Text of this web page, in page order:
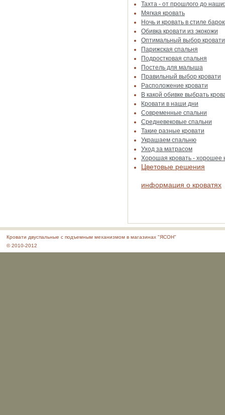
Тахта - от прошлого до
Мягкая кровать
Ночь и кровать в стиле
Обивка кровати из экокожи
Оптимальный выбор кровати
Парижская спальня
Подростковая спальня
Постель для малыша
Правильный выбор кровати
Расположение кровати
В какой обивке выбрать
Кровати в наши дни
Современные спальни
Средневековые спальни
Такие разные кровати
Украшаем спальню
Уход за матрасом
Хорошая кровать - хорошее
Цветовые решения
информация о кроватях
Кровати двуспальные с подъемным механизмом в магазинах "ЯСОН"
© 2010-2012